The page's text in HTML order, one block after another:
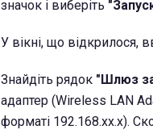
значок і виберіть
У вікні, що відкрилося,
Знайдіть рядок "Шлюз
адаптер (Wireless LAN
форматі 192.168.xx.x).